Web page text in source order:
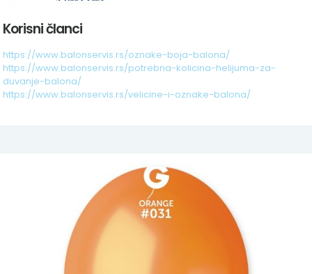
Korisni članci
https://www.balonservis.rs/oznake-boja-balona/
https://www.balonservis.rs/potrebna-kolicina-helijuma-za-
duvanje-balona/
https://www.balonservis.rs/velicine-i-oznake-balona/